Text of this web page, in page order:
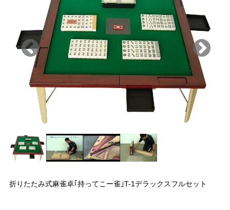
折りたたみ式麻雀卓｢持ってこー雀｣T-1デラックスフルセット